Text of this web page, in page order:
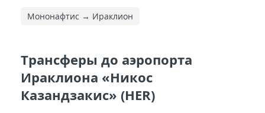
Мононафтис → Ираклион
Трансферы до аэропорта
Ираклиона «Никос
Казандзакис» (HER)